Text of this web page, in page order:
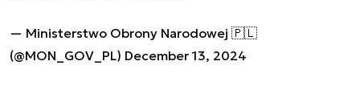
— Ministerstwo Obrony Narodowej 🇵🇱
(@MON_GOV_PL) December 13, 2024